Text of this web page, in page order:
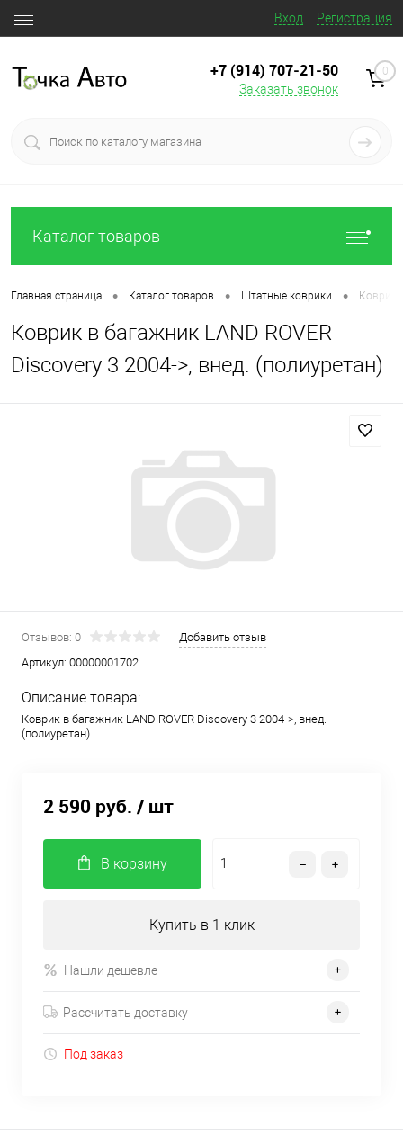
Вход Регистрация
+7 (914) 707‒21‒50
Заказать звонок
0
Каталог товаров
Главная страница • Каталог товаров • Штатные коврики • Коврик
Коврик в багажник LAND ROVER
Discovery 3 2004->, внед. (полиуретан)
Отзывов: 0
Добавить отзыв
Артикул: 00000001702
Описание товара:
Коврик в багажник LAND ROVER Discovery 3 2004->, внед.
(полиуретан)
2 590 руб. / шт
В корзину
Купить в 1 клик
Нашли дешевле
Рассчитать доставку
Под заказ